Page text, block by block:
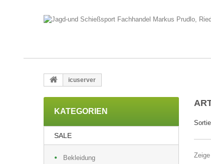
icuserver
KATEGORIEN
SALE
Bekleidung